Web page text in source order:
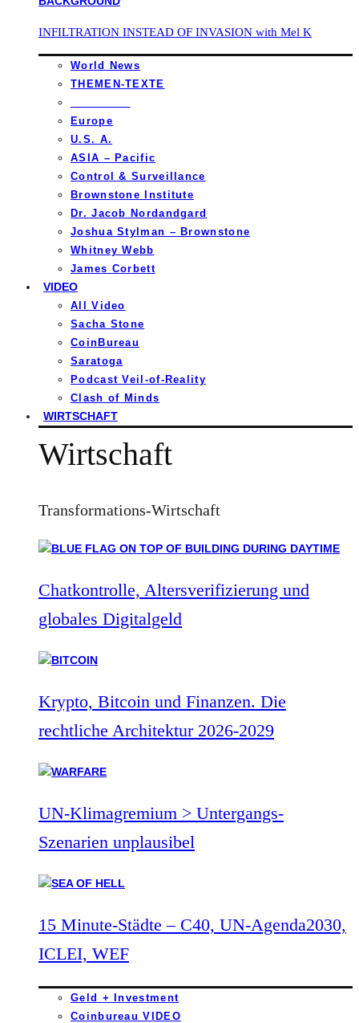
INFILTRATION INSTEAD OF INVASION with Mel K
World News
THEMEN-TEXTE
Europe
U.S. A.
ASIA – Pacific
Control & Surveillance
Brownstone Institute
Dr. Jacob Nordandgard
Joshua Stylman – Brownstone
Whitney Webb
James Corbett
VIDEO
All Video
Sacha Stone
CoinBureau
Saratoga
Podcast Veil-of-Reality
Clash of Minds
WIRTSCHAFT
Wirtschaft
Transformations-Wirtschaft
Chatkontrolle, Altersverifizierung und
globales Digitalgeld
Krypto, Bitcoin und Finanzen. Die
rechtliche Architektur 2026-2029
UN-Klimagremium > Untergangs-
Szenarien unplausibel
15 Minute-Städte – C40, UN-Agenda2030,
ICLEI, WEF
Geld + Investment
Coinbureau VIDEO